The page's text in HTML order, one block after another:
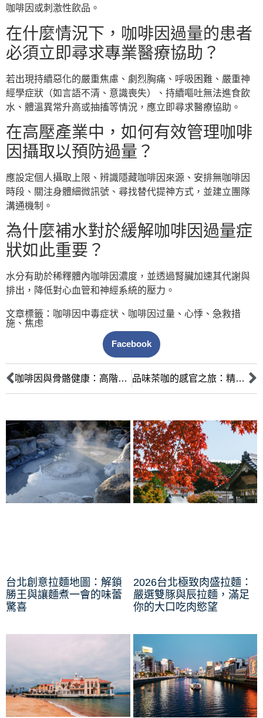
咖啡因或刺激性飲品。
在什麼情況下，咖啡因過量的患者
必須立即尋求專業醫療協助？
若出現持續惡化的嚴重焦慮、劇烈胸痛、呼吸困難、嚴重神
經學症狀（如言語不清、意識喪失）、持續嘔吐無法進食飲
水、體溫異常升高或抽搐等情況，應立即尋求醫療協助。
在高壓產業中，如何有效管理咖啡
因攝取以預防過量？
應設定個人攝取上限、辨識隱藏咖啡因來源、安排無咖啡因
時段、關注身體細微訊號、尋找替代提神方式，並建立團隊
溝通機制。
為什麼補水對於緩解咖啡因過量症
狀如此重要？
水分有助於稀釋體內咖啡因濃度，並透過腎臟加速其代謝與
排出，降低對心血管和神經系統的壓力。
文章標籤： 咖啡因中毒症状 、 咖啡因过量 、 心悸 、 急救措
施 、 焦虑
Facebook
咖啡因與骨骼健康：高階主管的飲食調控關鍵，鞏固骨本迎戰事業高峯 品味茶咖的感官之旅：精準沖泡與層次鑑賞的品飲藝術
台北創意拉麵地圖：解鎖
勝王與讓麵煮一會的味蕾
驚喜
2026台北極致肉盛拉麵：
嚴選雙豚與辰拉麵，滿足
你的大口吃肉慾望